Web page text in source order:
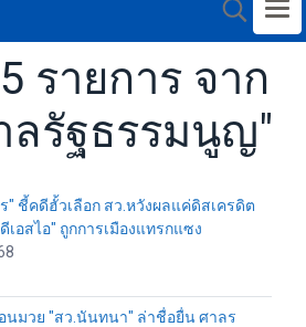
รายการ จาก
ลรัฐธรรมนูญ"
" ชี้คดีฮั้วเลือก สว.หวังผลแค่ดิสเครดิต
เอสไอ" ถูกการเมืองแทรกแซง
นมวย "สว.นันทนา" ล่าชื่อยื่น ศาลร